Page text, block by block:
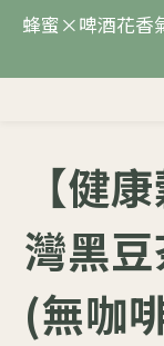
蜂蜜×啤酒花香
【健
灣黑
(無咖